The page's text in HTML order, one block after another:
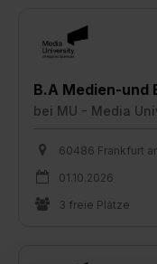
B.A Medien-und
bei MU - Media
60486 Frankfurt
01.10.2026
3 freie Plätze